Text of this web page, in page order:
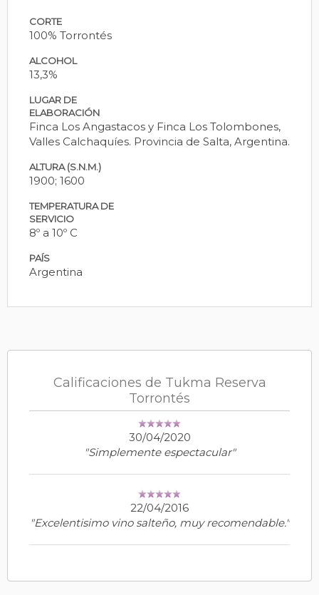
CORTE
100% Torrontés
ALCOHOL
13,3%
LUGAR DE
ELABORACIÓN
Finca Los Angastacos y Finca Los Tolombones,
Valles Calchaquíes. Provincia de Salta, Argentina.
ALTURA (S.N.M.)
1900; 1600
TEMPERATURA DE
SERVICIO
8º a 10º C
PAÍS
Argentina
Calificaciones de Tukma Reserva
Torrontés
30/04/2020
"Simplemente espectacular"
22/04/2016
"Excelentisimo vino salteño, muy recomendable."